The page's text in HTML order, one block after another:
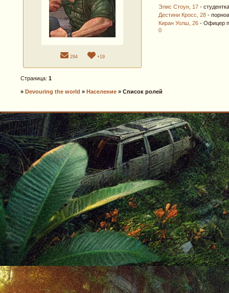
294 +19
Элис Стоун, 17 -
Дестини Кросс, 28 -
Киран Уолш, 26 - Офицер
0
Страница: 1
» Devouring the world » Население » Список ролей